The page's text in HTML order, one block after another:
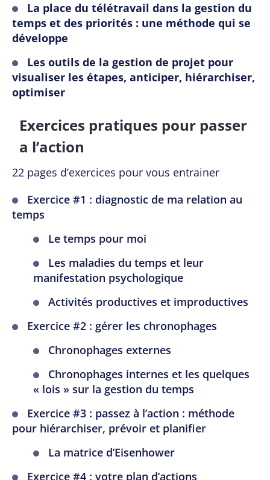
La place du télétravail dans la gestion du
temps et des priorités : une méthode qui se
développe
Les outils de la gestion de projet pour
visualiser les étapes, anticiper, hiérarchiser,
optimiser
Exercices pratiques pour passer
a l’action
22 pages d’exercices pour vous entrainer
Exercice #1 : diagnostic de ma relation au
temps
Le temps pour moi
Les maladies du temps et leur
manifestation psychologique
Activités productives et improductives
Exercice #2 : gérer les chronophages
Chronophages externes
Chronophages internes et les quelques
« lois » sur la gestion du temps
Exercice #3 : passez à l’action : méthode
pour hiérarchiser, prévoir et planifier
La matrice d’Eisenhower
Exercice #4 : votre plan d’actions